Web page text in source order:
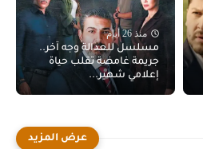
منذ 26 أيام
مسلسل للعدالة وجه آخر..
جريمة غامضة تقلب حياة
إعلامي شهير...